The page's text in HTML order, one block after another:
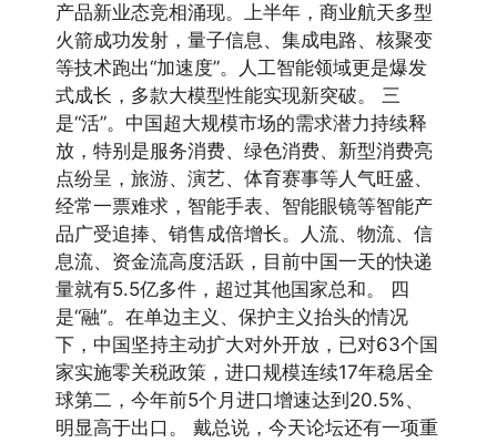
产品新业态竞相涌现。上半年，商业航天多型
火箭成功发射，量子信息、集成电路、核聚变
等技术跑出“加速度”。人工智能领域更是爆发
式成长，多款大模型性能实现新突破。 三
是“活”。中国超大规模市场的需求潜力持续释
放，特别是服务消费、绿色消费、新型消费亮
点纷呈，旅游、演艺、体育赛事等人气旺盛、
经常一票难求，智能手表、智能眼镜等智能产
品广受追捧、销售成倍增长。人流、物流、信
息流、资金流高度活跃，目前中国一天的快递
量就有5.5亿多件，超过其他国家总和。 四
是“融”。在单边主义、保护主义抬头的情况
下，中国坚持主动扩大对外开放，已对63个国
家实施零关税政策，进口规模连续17年稳居全
球第二，今年前5个月进口增速达到20.5%、
明显高于出口。 戴总说，今天论坛还有一项重